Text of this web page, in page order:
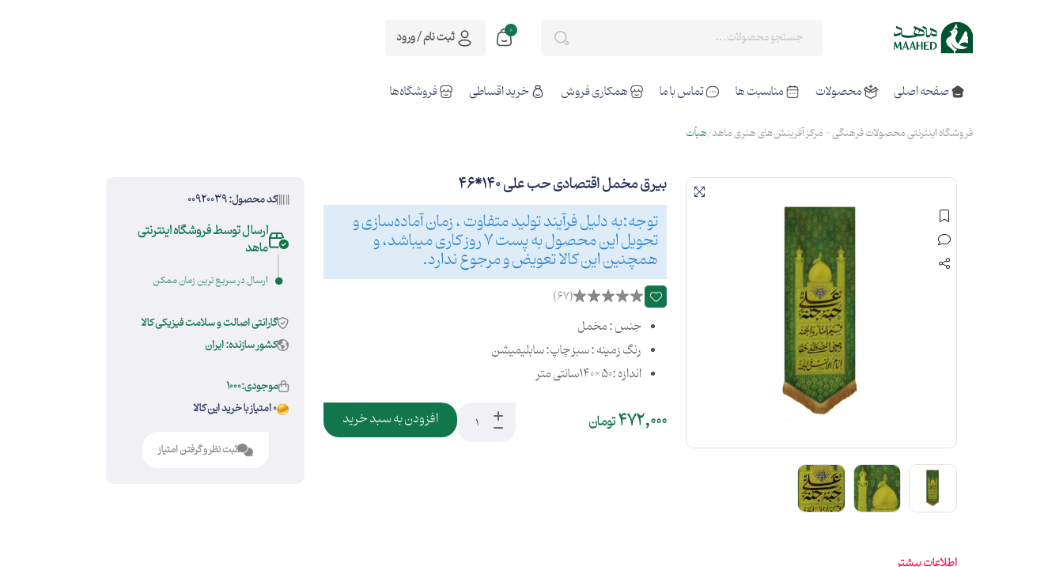
0 ثبت نام / ورود
صفحه اصلی محصولات مناسبت ها تماس با ما همکاری فروش خرید اقساطی فروشگاه‌ها
فروشگاه اینترنتی محصولات فرهنگی - مرکز آفرینش‌های هنری ماهد هیأت
بیرق مخمل اقتصادی حب علی 140*46
توجه:به دلیل فرآیند تولید متفاوت ، زمان آماده‌سازی و
تحویل این محصول به پست 7 روز کاری میباشد، و
همچنین این کالا تعویض و مرجوع ندارد.
(67)
جنس : مخمل
رنگ زمینه : سبز چاپ: سابلیمیشن
اندازه :50×140سانتی متر
472,000تومان افزودن به سبد خرید
کد محصول: 00920039
ارسال توسط فروشگاه اینترنتی
ماهد
ارسال در سریع ترین زمان ممکن
گارانتی اصالت و سلامت فیزیکی کالا
کشور سازنده: ایران
موجودی:1000
0 امتیاز با خرید این کالا
ثبت نظر و گرفتن امتیاز